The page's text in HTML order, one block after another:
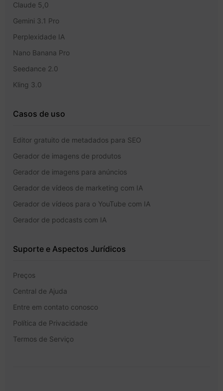
Claude 5,0
Gemini 3.1 Pro
Perplexidade IA
Nano Banana Pro
Seedance 2.0
Kling 3.0
Casos de uso
Editor gratuito de metadados para SEO
Gerador de imagens de produtos
Gerador de imagens para anúncios
Gerador de vídeos de marketing com IA
Gerador de vídeos para o YouTube com IA
Gerador de podcasts com IA
Suporte e Aspectos Jurídicos
Preços
Central de Ajuda
Entre em contato conosco
Política de Privacidade
Termos de Serviço